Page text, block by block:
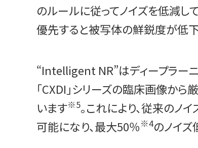
のルールに従ってノイズを低減
優先すると被写体の鮮鋭度が低
“Intelligent NR”はディープラー
「CXDI」シリーズの臨床画像か
います※5。これにより、従来の
可能になり、最大50％※4のノイズ